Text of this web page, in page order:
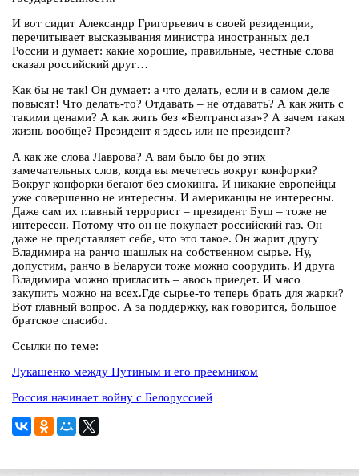
И вот сидит Александр Григорьевич в своей резиденции,
перечитывает высказывания министра иностранных дел
России и думает: какие хорошие, правильные, честные слова
сказал российский друг…
Как бы не так! Он думает: а что делать, если и в самом деле
повысят! Что делать-то? Отдавать – не отдавать? А как жить с
такими ценами? А как жить без «Белтрансгаза»? А зачем такая
жизнь вообще? Президент я здесь или не президент?
А как же слова Лаврова? А вам было бы до этих
замечательных слов, когда вы мечетесь вокруг конфорки?
Вокруг конфорки бегают без смокинга. И никакие европейцы
уже совершенно не интересны. И американцы не интересны.
Даже сам их главный террорист – президент Буш – тоже не
интересен. Потому что он не покупает российский газ. Он
даже не представляет себе, что это такое. Он жарит другу
Владимира на ранчо шашлык на собственном сырье. Ну,
допустим, ранчо в Беларуси тоже можно соорудить. И друга
Владимира можно пригласить – авось приедет. И мясо
закупить можно на всех.Где сырье-то теперь брать для жарки?
Вот главный вопрос. А за поддержку, как говорится, большое
братское спасибо.
Ссылки по теме:
Лукашенко между Путиным и его преемником
Россия начинает войну с Белоруссией